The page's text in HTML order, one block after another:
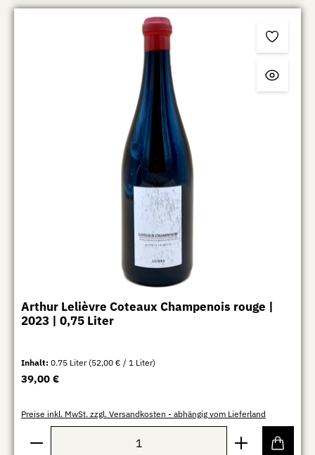
Arthur Lelièvre Coteaux Champenois rouge |
2023 | 0,75 Liter
Inhalt:0.75 Liter (52,00 € / 1 Liter)
Regulärer Preis:
39,00 €
Preise inkl. MwSt. zzgl. Versandkosten - abhängig vom Lieferland
Produkt Anzahl: Gib den gewünschten Wert ein